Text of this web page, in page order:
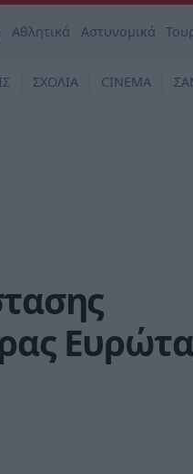
Αθλητικά Αστυνομικά
ΣΧΟΛΙΑ CINEMA